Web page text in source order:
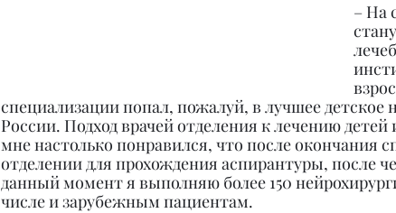
– На
специализации попал, пожалуй, в лучшее детское
России. Подход врачей отделения к лечению
мне настолько понравился, что после окончания
отделении для прохождения аспирантуры, после
данный момент я выполняю более 150
числе и зарубежным пациентам.